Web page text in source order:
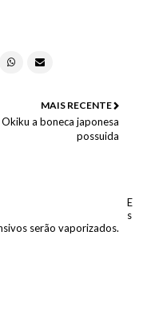
MAIS RECENTE
Okiku a boneca japonesa
possuida
E
s
serão vaporizados.